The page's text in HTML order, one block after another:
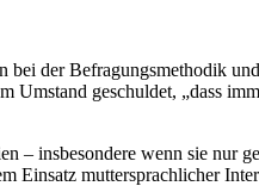
bei der Befragungsmethodik
Umstand geschuldet, „dass
– insbesondere wenn sie nur
Einsatz muttersprachlicher